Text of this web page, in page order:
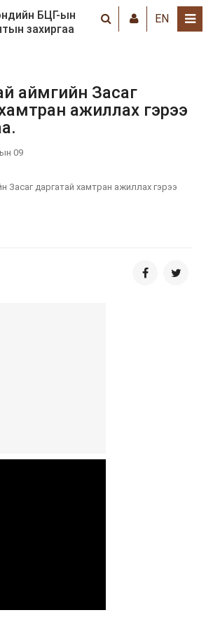
БЦГ-ын
захиргаа
EN
аймгийн Засаг
ажиллах гэрээ
09
Засаг даргатай хамтран ажиллах гэрээ